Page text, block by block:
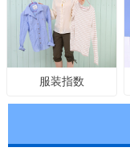
服装指数